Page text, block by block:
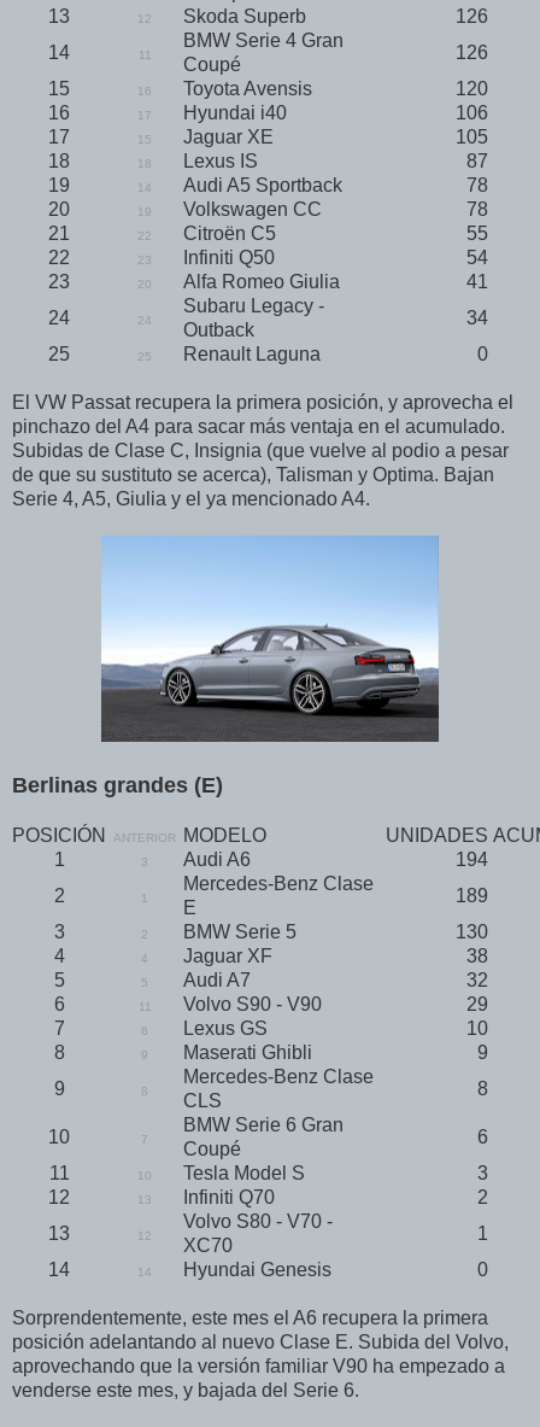
13
12 Skoda Superb
126
14
11
BMW Serie 4 Gran
Coupé
126
15
16 Toyota Avensis
120
16
17 Hyundai i40
106
17
15 Jaguar XE
105
18
18 Lexus IS
87
19
14 Audi A5 Sportback
78
20
19 Volkswagen CC
78
21
22 Citroën C5
55
22
23 Infiniti Q50
54
23
20 Alfa Romeo Giulia
41
24
24
Subaru Legacy -
Outback
34
25
25 Renault Laguna 0
El VW Passat recupera la primera posición, y aprovecha el
pinchazo del A4 para sacar más ventaja en el acumulado.
Subidas de Clase C, Insignia (que vuelve al podio a pesar
de que su sustituto se acerca), Talisman y Optima. Bajan
Serie 4, A5, Giulia y el ya mencionado A4.
Berlinas grandes (E)
POSICIÓN ANTERIOR MODELO UNIDADES
1
3 Audi A6
194
2
1
Mercedes-Benz Clase
E
189
3
2 BMW Serie 5
130
4
4 Jaguar XF
38
5
5 Audi A7
32
6
11 Volvo S90 - V90
29
7
6 Lexus GS
10
8
9 Maserati Ghibli
9
9
8
Mercedes-Benz Clase
CLS
8
10 7
BMW Serie 6 Gran
Coupé
6
11
10 Tesla Model S
3
12
13 Infiniti Q70
2
13
12
Volvo S80 - V70 -
XC70
1
14
14 Hyundai Genesis 0
Sorprendentemente, este mes el A6 recupera la primera
posición adelantando al nuevo Clase E. Subida del Volvo,
aprovechando que la versión familiar V90 ha empezado a
venderse este mes, y bajada del Serie 6.